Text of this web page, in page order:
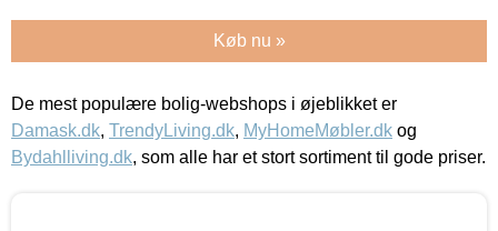
Køb nu »
De mest populære bolig-webshops i øjeblikket er
Damask.dk, TrendyLiving.dk, MyHomeMøbler.dk og
Bydahlliving.dk, som alle har et stort sortiment til gode priser.